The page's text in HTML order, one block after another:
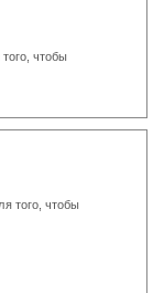
того, чтобы
того, чтобы